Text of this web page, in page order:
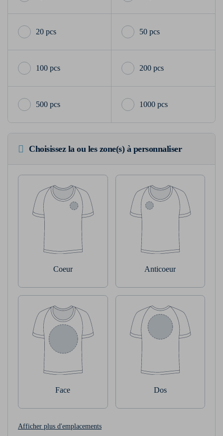
20 pcs 50 pcs
100 pcs 200 pcs
500 pcs 1000 pcs
Choisissez la ou les zone(s) à personnaliser
Coeur Anticoeur
Face Dos
Afficher plus d'emplacements